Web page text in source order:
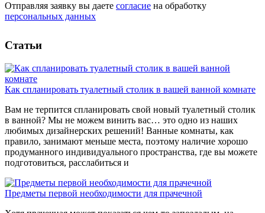
Отправляя заявку вы даете согласие на обработку
персональных данных
Статьи
Как спланировать туалетный столик в вашей ванной комнате
Вам не терпится спланировать свой новый туалетный столик
в ванной? Мы не можем винить вас… это одно из наших
любимых дизайнерских решений! Ванные комнаты, как
правило, занимают меньше места, поэтому наличие хорошо
продуманного индивидуального пространства, где вы можете
подготовиться, расслабиться и
Предметы первой необходимости для прачечной